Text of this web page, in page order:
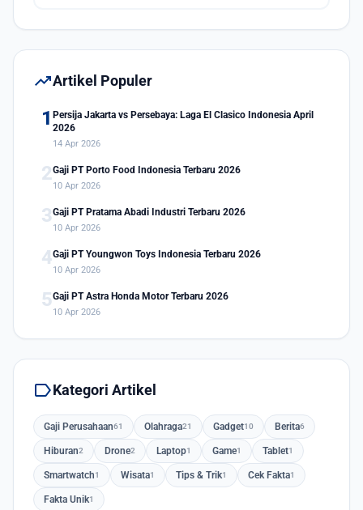
trending_upArtikel Populer
1 Persija Jakarta vs Persebaya: Laga El Clasico Indonesia April
2026
14 Apr 2026
2Gaji PT Porto Food Indonesia Terbaru 2026
10 Apr 2026
3Gaji PT Pratama Abadi Industri Terbaru 2026
10 Apr 2026
4Gaji PT Youngwon Toys Indonesia Terbaru 2026
10 Apr 2026
5Gaji PT Astra Honda Motor Terbaru 2026
10 Apr 2026
labelKategori Artikel
Gaji Perusahaan61 Olahraga21 Gadget10 Berita6
Hiburan2 Drone2 Laptop1 Game1 Tablet1
Smartwatch1 Wisata1 Tips & Trik1 Cek Fakta1
Fakta Unik1